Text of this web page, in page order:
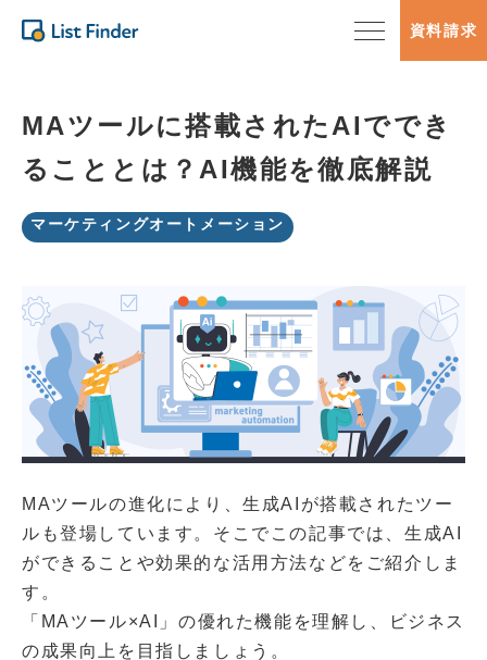
資料請求
MAツールに搭載されたAIででき
ることとは？AI機能を徹底解説
マーケティングオートメーション
MAツールの進化により、生成AIが搭載されたツー
ルも登場しています。そこでこの記事では、生成AI
ができることや効果的な活用方法などをご紹介しま
す。
「MAツール×AI」の優れた機能を理解し、ビジネス
の成果向上を目指しましょう。